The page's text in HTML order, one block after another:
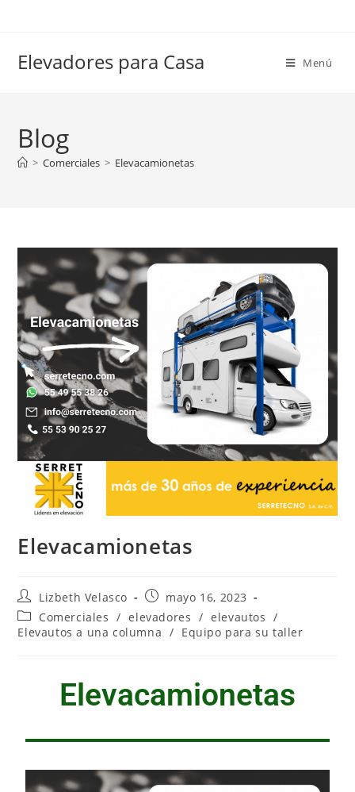
Elevadores para Casa Menú
Blog
> Comerciales > Elevacamionetas
Elevacamionetas
Lizbeth Velasco
mayo 16, 2023
Comerciales / elevadores / elevautos /
Elevautos a una columna / Equipo para su taller
Elevacamionetas